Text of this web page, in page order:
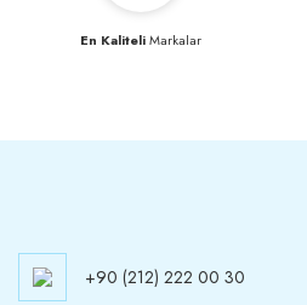
En KaliteliMarkalar
+90 (212) 222 00 30